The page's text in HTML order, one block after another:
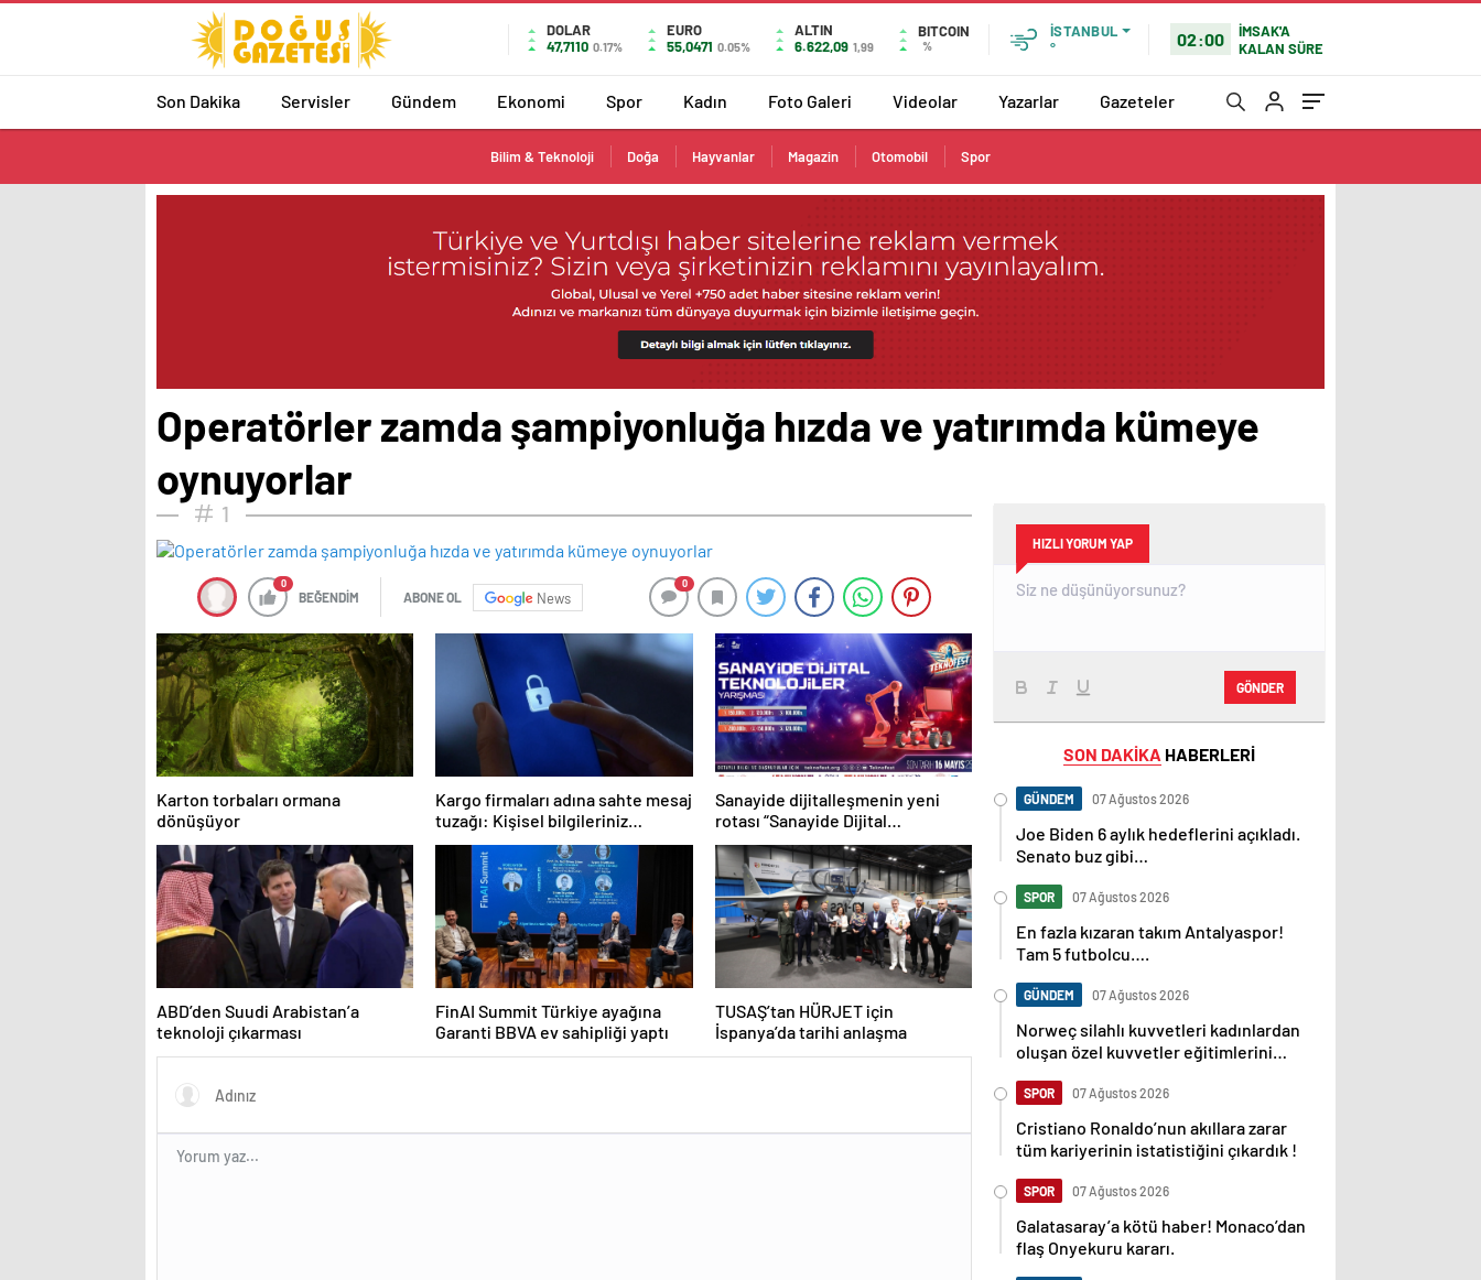
DOLAR
47,7110 0.17%
EURO
55,0471 0.05%
ALTIN
6.622,09 1,99
BITCOIN
%
İSTANBUL
°
02:00
İMSAK'A
KALAN SÜRE
Son Dakika Servisler Gündem Ekonomi Spor Kadın Foto Galeri Videolar Yazarlar Gazeteler
Bilim & Teknoloji Doğa Hayvanlar Magazin Otomobil Spor
Operatörler zamda şampiyonluğa hızda ve yatırımda kümeye
oynuyorlar
1
0
BEĞENDİM ABONE OL News
0
Karton torbaları ormana
dönüşüyor
Kargo firmaları adına sahte mesaj
tuzağı: Kişisel bilgileriniz
tehlikede!
Sanayide dijitalleşmenin yeni
rotası “Sanayide Dijital
Teknolojiler Yarışması” ile
belirleniyor!
ABD’den Suudi Arabistan’a
teknoloji çıkarması
FinAI Summit Türkiye ayağına
Garanti BBVA ev sahipliği yaptı
TUSAŞ’tan HÜRJET için
İspanya’da tarihi anlaşma
HIZLI YORUM YAP
GÖNDER
SON DAKİKA HABERLERİ
GÜNDEM 07 Ağustos 2026
Joe Biden 6 aylık hedeflerini açıkladı.
Senato buz gibi…
SPOR 07 Ağustos 2026
En fazla kızaran takım Antalyaspor!
Tam 5 futbolcu….
GÜNDEM 07 Ağustos 2026
Norweç silahlı kuvvetleri kadınlardan
oluşan özel kuvvetler eğitimlerini
SPOR 07 Ağustos 2026
Cristiano Ronaldo’nun akıllara zarar
tüm kariyerinin istatistiğini çıkardık !
SPOR 07 Ağustos 2026
Galatasaray’a kötü haber! Monaco’dan
flaş Onyekuru kararı.